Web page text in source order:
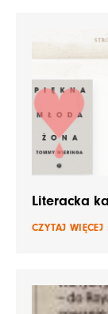
Literacka
CZYTAJ WIĘCEJ